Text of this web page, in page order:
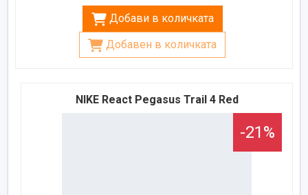
Добави в количката
Добавен в количката
NIKE React Pegasus Trail 4 Red
-21%